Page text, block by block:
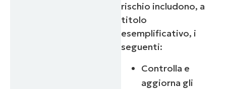
rischio includono, a
titolo
esemplificativo, i
seguenti:
Controlla e
aggiorna gli